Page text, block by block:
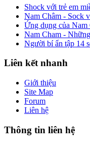
Shock với trẻ em
Nam Châm - Sock
Ứng dụng của
Nam Cham -
Người bí ẩn tập 14
Liên kết nhanh
Giới thiệu
Site Map
Forum
Liên hệ
Thông tin liên hệ